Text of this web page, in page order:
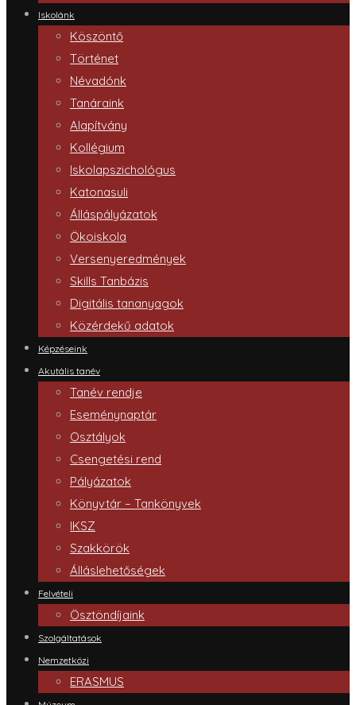
Iskolánk
Köszöntő
Történet
Névadónk
Tanáraink
Alapítvány
Kollégium
Iskolapszichológus
Katonasuli
Álláspályázatok
Ökoiskola
Versenyeredmények
Skills Tanbázis
Digitális tananyagok
Közérdekű adatok
Képzéseink
Akutális tanév
Tanév rendje
Eseménynaptár
Osztályok
Csengetési rend
Pályázatok
Könyvtár – Tankönyvek
IKSZ
Szakkörök
Álláslehetőségek
Felvételi
Ösztöndíjaink
Szolgáltatások
Nemzetközi
ERASMUS